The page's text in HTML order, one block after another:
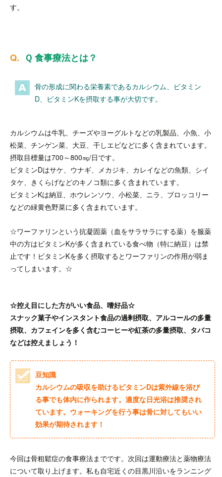
す。
Ｑ 食事療法とは？
骨の形成に関わる栄養素であるカルシウム、ビタミン
D、ビタミンKを摂取する事が大切です。
カルシウムは牛乳、チーズやヨーグルトなどの乳製品、小魚、小
松菜、チンゲン菜、大豆、干しエビなどに多く含まれています。
摂取目標量は700～800㎎/日です。
ビタミンDはサケ、ウナギ、メカジキ、カレイなどの魚類、シイ
タケ、きくらげなどのキノコ類に多く含まれています。
ビタミンKは納豆、ホウレンソウ、小松菜、ニラ、ブロッコリー
などの緑黄色野菜に多く含まれています。
☆ワーファリンという抗凝固薬（血をサラサラにする薬）を服薬
中の方はビタミンKが多く含まれている食べ物（特に納豆）は禁
止です！ビタミンKを多く摂取するとワーファリンの作用が弱ま
ってしまいます。☆
☆控え目にした方がいい食品、嗜好品☆
スナック菓子やインスタント食品の過剰摂取、アルコールの多量
摂取、カフェインを多く含むコーヒーや紅茶の多量摂取、タバコ
などは控えましょう！
豆知識
カルシウムの吸収を助けるビタミンDは紫外線を浴び
る事でも体内に作られます。適度な日光浴は推奨され
ています。ウォーキングを行う事は骨に対してもいい
効果が期待されます！
今回は骨粗鬆症の食事療法までです。次回は運動療法と薬物療法
について取り上げます。私も自宅近くの目黒川沿いをランニング